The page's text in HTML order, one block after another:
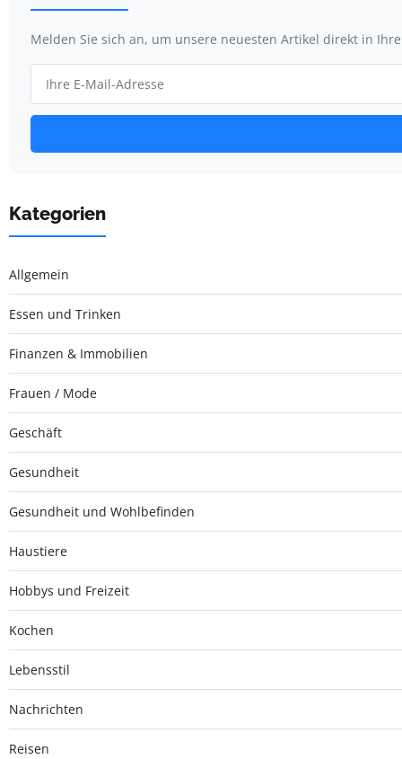
Melden Sie sich an, um unsere neuesten Artikel direkt in
Kategorien
Allgemein
Essen und Trinken
Finanzen & Immobilien
Frauen / Mode
Geschäft
Gesundheit
Gesundheit und Wohlbefinden
Haustiere
Hobbys und Freizeit
Kochen
Lebensstil
Nachrichten
Reisen